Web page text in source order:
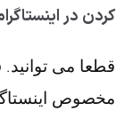
کردن در
مخصوص